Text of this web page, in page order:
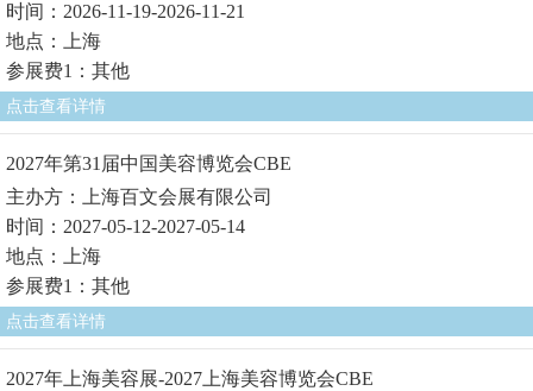
时间：2026-11-19-2026-11-21
地点：上海
参展费1：其他
点击查看详情
2027年第31届中国美容博览会CBE
主办方：上海百文会展有限公司
时间：2027-05-12-2027-05-14
地点：上海
参展费1：其他
点击查看详情
2027年上海美容展-2027上海美容博览会CBE